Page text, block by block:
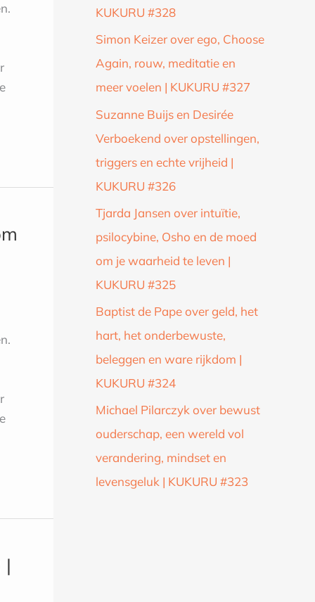
|
KUKURU #328
Simon Keizer over ego, Choose
Again, rouw, meditatie en
meer voelen | KUKURU #327
Suzanne Buijs en Desirée
Verboekend over opstellingen,
triggers en echte vrijheid |
KUKURU #326
Tjarda Jansen over intuïtie,
psilocybine, Osho en de moed
om je waarheid te leven |
KUKURU #325
Baptist de Pape over geld, het
hart, het onderbewuste,
beleggen en ware rijkdom |
KUKURU #324
Michael Pilarczyk over bewust
ouderschap, een wereld vol
verandering, mindset en
levensgeluk | KUKURU #323